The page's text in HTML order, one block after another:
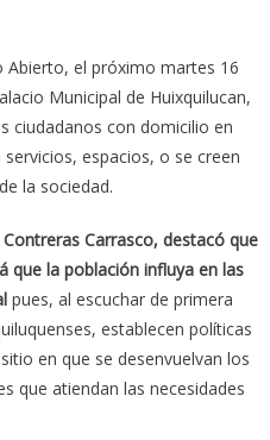
Abierto, el próximo martes 16
Municipal de Huixquilucan,
ciudadanos con domicilio en
espacios, o se creen
la sociedad.
Carrasco, destacó que
que la población influya en las
pues, al escuchar de primera
establecen políticas
en que se desenvuelvan los
que atiendan las necesidades